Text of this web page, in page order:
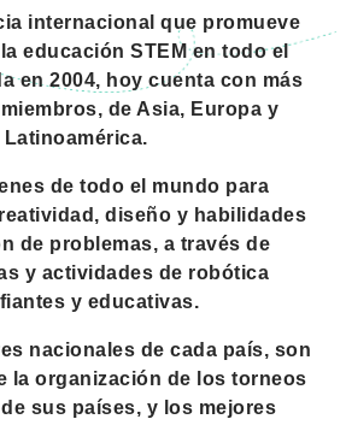
internacional que promueve
educación STEM en todo el
en 2004, hoy cuenta con más
de Asia, Europa y
Latinoamérica.
de todo el mundo para
diseño y habilidades
de problemas, a través de
y actividades de robótica
y educativas.
nacionales de cada país, son
la organización de los torneos
sus países, y los mejores